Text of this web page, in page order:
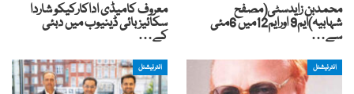
محمدبن زایدسٹی(مصفح
شہابیہ)ایم9 اورایم12میں 6مئی
سے…
معروف کامیڈی اداکارکیکو شاردا
سکائیز بائی ڈینیوب میں دبئی
کے…
انٹرنیشنل انٹرنیشنل